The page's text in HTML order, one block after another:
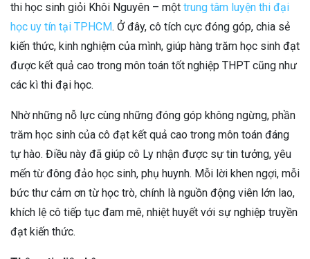
thi học sinh giỏi Khôi Nguyên – một trung tâm luyện thi đại
học uy tín tại TPHCM. Ở đây, cô tích cực đóng góp, chia sẻ
kiến thức, kinh nghiệm của mình, giúp hàng trăm học sinh đạt
được kết quả cao trong môn toán tốt nghiệp THPT cũng như
các kì thi đại học.
Nhờ những nỗ lực cùng những đóng góp không ngừng, phần
trăm học sinh của cô đạt kết quả cao trong môn toán đáng
tự hào. Điều này đã giúp cô Ly nhận được sự tin tưởng, yêu
mến từ đông đảo học sinh, phụ huynh. Mỗi lời khen ngợi, mỗi
bức thư cảm ơn từ học trò, chính là nguồn động viên lớn lao,
khích lệ cô tiếp tục đam mê, nhiệt huyết với sự nghiệp truyền
đạt kiến thức.